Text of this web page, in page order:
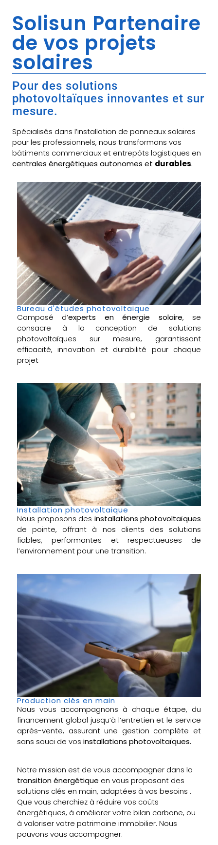
Solisun Partenaire
de vos projets
solaires
Pour des solutions
photovoltaïques innovantes et sur
mesure.
Spécialisés dans l’installation de panneaux solaires
pour les professionnels, nous transformons vos
bâtiments commerciaux et entrepôts logistiques en
centrales énergétiques autonomes et durables.
Bureau d'études photovoltaique
Composé d’experts en énergie solaire, se
consacre à la conception de solutions
photovoltaïques sur mesure, garantissant
efficacité, innovation et durabilité pour chaque
projet
Installation photovoltaique
Nous proposons des installations photovoltaïques
de pointe, offrant à nos clients des solutions
fiables, performantes et respectueuses de
l’environnement pour une transition.
Production clés en main
Nous vous accompagnons à chaque étape, du
financement global jusqu’à l’entretien et le service
après-vente, assurant une gestion complète et
sans souci de vos installations photovoltaïques.
Notre mission est de vous accompagner dans la
transition énergétique en vous proposant des
solutions clés en main, adaptées à vos besoins .
Que vous cherchiez à réduire vos coûts
énergétiques, à améliorer votre bilan carbone, ou
à valoriser votre patrimoine immobilier. Nous
pouvons vous accompagner.